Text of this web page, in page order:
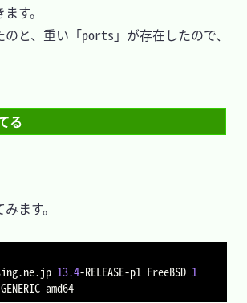
す。
と、重い「ports」が存在したので、
る
ます。
13.4-RELEASE-p1 FreeBSD 1